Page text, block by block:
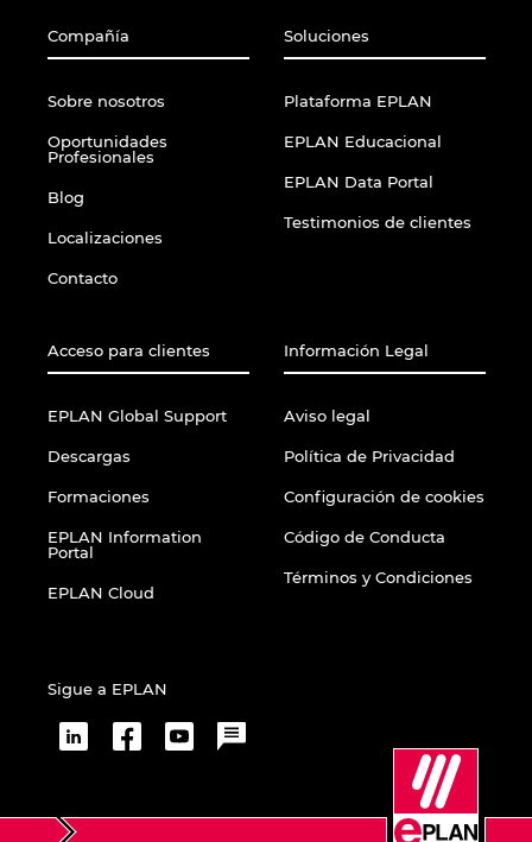
Compañía
Sobre nosotros
Oportunidades
Profesionales
Blog
Localizaciones
Contacto
Soluciones
Plataforma EPLAN
EPLAN Educacional
EPLAN Data Portal
Testimonios de clientes
Acceso para clientes
EPLAN Global Support
Descargas
Formaciones
EPLAN Information
Portal
EPLAN Cloud
Información Legal
Aviso legal
Política de Privacidad
Configuración de cookies
Código de Conducta
Términos y Condiciones
Sigue a EPLAN